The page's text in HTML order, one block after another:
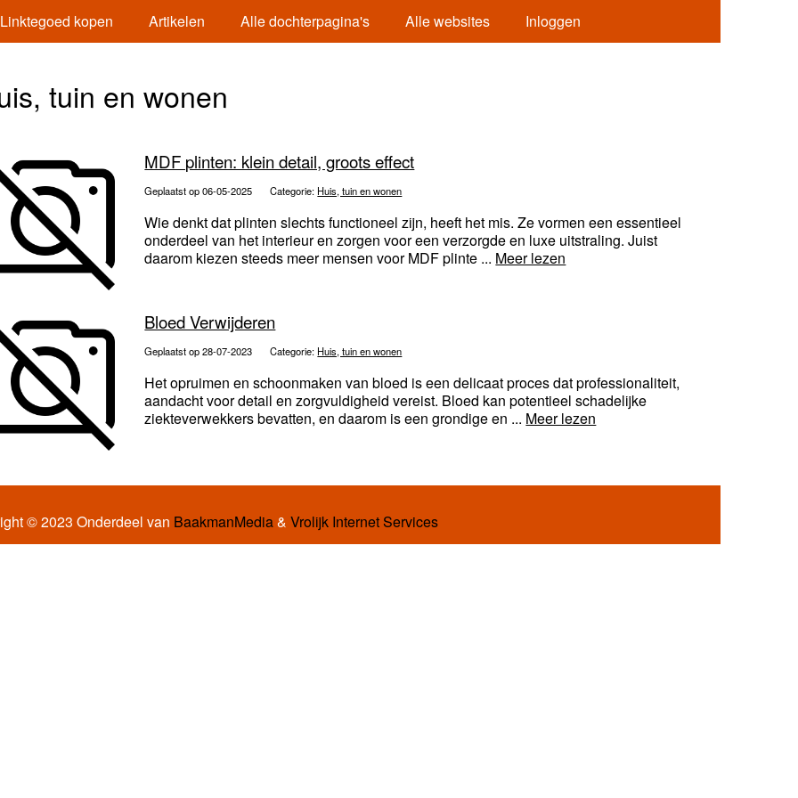
Linktegoed kopen Artikelen Alle dochterpagina's Alle websites Inloggen
tuin en wonen
MDF plinten: klein detail, groots effect
Geplaatst op 06-05-2025 Categorie: Huis, tuin en wonen
Wie denkt dat plinten slechts functioneel zijn, heeft het mis. Ze vormen een essentieel
onderdeel van het interieur en zorgen voor een verzorgde en luxe uitstraling. Juist
daarom kiezen steeds meer mensen voor MDF plinte ... Meer lezen
Bloed Verwijderen
Geplaatst op 28-07-2023 Categorie: Huis, tuin en wonen
Het opruimen en schoonmaken van bloed is een delicaat proces dat professionaliteit,
aandacht voor detail en zorgvuldigheid vereist. Bloed kan potentieel schadelijke
ziekteverwekkers bevatten, en daarom is een grondige en ... Meer lezen
© 2023 Onderdeel van BaakmanMedia& Vrolijk Internet Services